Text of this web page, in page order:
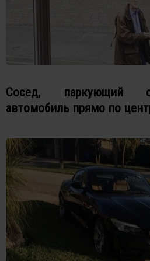
Сосед, паркующий
автомобиль прямо по